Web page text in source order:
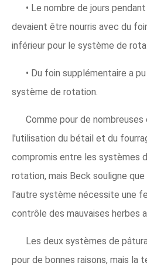
• Le nombre de jours
devaient être nourris avec du
inférieur pour le système de
• Du foin supplémentaire a
système de rotation.
Comme pour de
l'utilisation du bétail et du
compromis entre les systèmes
rotation, mais Beck souligne
l'autre système nécessite une
contrôle des mauvaises herbes
Les deux systèmes de
pour de bonnes raisons, mais la